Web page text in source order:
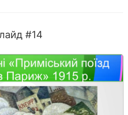
#14